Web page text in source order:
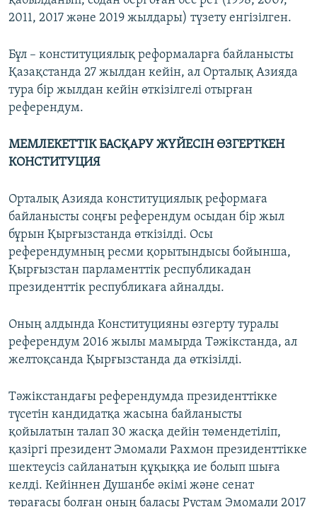
2011, 2017 және 2019 жылдары) түзету енгізілген.
Бұл – конституциялық реформаларға байланысты
Қазақстанда 27 жылдан кейін, ал Орталық Азияда
тура бір жылдан кейін өткізілгелі отырған
референдум.
МЕМЛЕКЕТТІК БАСҚАРУ ЖҮЙЕСІН ӨЗГЕРТКЕН
КОНСТИТУЦИЯ
Орталық Азияда конституциялық реформаға
байланысты соңғы референдум осыдан бір жыл
бұрын Қырғызстанда өткізілді. Осы
референдумның ресми қорытындысы бойынша,
Қырғызстан парламенттік республикадан
президенттік республикаға айналды.
Оның алдында Конституцияны өзгерту туралы
референдум 2016 жылы мамырда Тәжікстанда, ал
желтоқсанда Қырғызстанда да өткізілді.
Тәжікстандағы референдумда президенттікке
түсетін кандидатқа жасына байланысты
қойылатын талап 30 жасқа дейін төмендетіліп,
қазіргі президент Эмомали Рахмон президенттікке
шектеусіз сайланатын құқыққа ие болып шыға
келді. Кейіннен Душанбе әкімі және сенат
төрағасы болған оның баласы Рустам Эмомали 2017